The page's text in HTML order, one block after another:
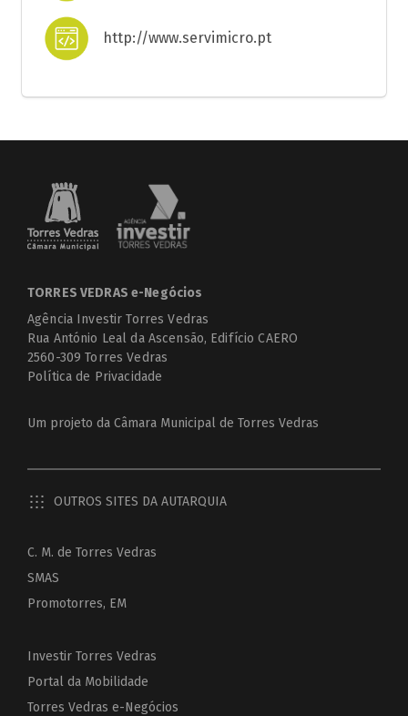
http://www.servimicro.pt
TORRES VEDRAS e-Negócios
Agência Investir Torres Vedras
Rua António Leal da Ascensão, Edifício CAERO
2560-309 Torres Vedras
Política de Privacidade
Um projeto da Câmara Municipal de Torres Vedras
OUTROS SITES DA AUTARQUIA
C. M. de Torres Vedras
SMAS
Promotorres, EM
Investir Torres Vedras
Portal da Mobilidade
Torres Vedras e-Negócios